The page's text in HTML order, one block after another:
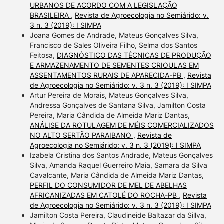
URBANOS DE ACORDO COM A LEGISLAÇÃO
BRASILEIRA , Revista de Agroecologia no Semiárido: v.
3 n. 3 (2019): I SIMPA
Joana Gomes de Andrade, Mateus Gonçalves Silva,
Francisco de Sales Oliveira Filho, Selma dos Santos
Feitosa, DIAGNÓSTICO DAS TÉCNICAS DE PRODUÇÃO
E ARMAZENAMENTO DE SEMENTES CRIOULAS EM
ASSENTAMENTOS RURAIS DE APARECIDA-PB , Revista
de Agroecologia no Semiárido: v. 3 n. 3 (2019): I SIMPA
Artur Pereira de Morais, Mateus Gonçalves Silva,
Andressa Gonçalves de Santana Silva, Jamilton Costa
Pereira, Maria Cândida de Almeida Mariz Dantas,
ANÁLISE DA ROTULAGEM DE MÉIS COMERCIALIZADOS
NO ALTO SERTÃO PARAIBANO , Revista de
Agroecologia no Semiárido: v. 3 n. 3 (2019): I SIMPA
Izabela Cristina dos Santos Andrade, Mateus Gonçalves
Silva, Amanda Raquel Guerreiro Maia, Samara da Silva
Cavalcante, Maria Cândida de Almeida Mariz Dantas,
PERFIL DO CONSUMIDOR DE MEL DE ABELHAS
AFRICANIZADAS EM CATOLÉ DO ROCHA-PB , Revista
de Agroecologia no Semiárido: v. 3 n. 3 (2019): I SIMPA
Jamilton Costa Pereira, Claudineide Baltazar da Sillva,